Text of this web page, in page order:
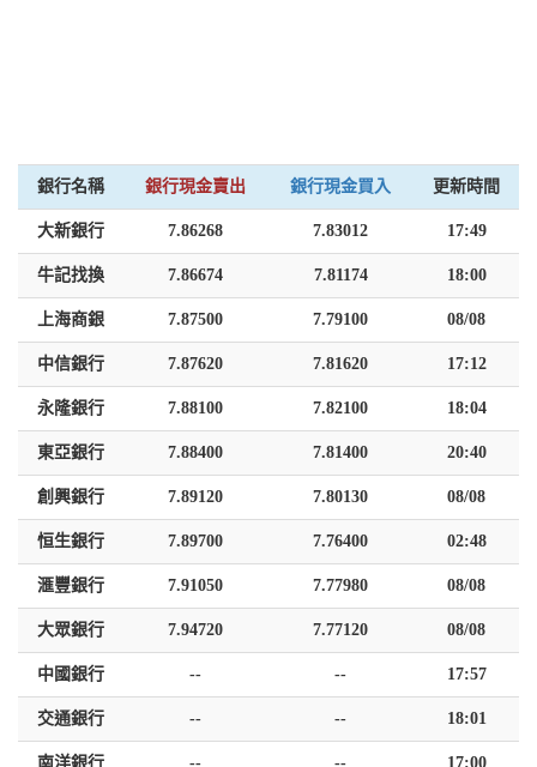
銀行名稱 銀行現金賣出 銀行現金買入 更新時間
大新銀行 7.86268 7.83012 17:49
牛記找換 7.86674 7.81174 18:00
上海商銀 7.87500 7.79100 08/08
中信銀行 7.87620 7.81620 17:12
永隆銀行 7.88100 7.82100 18:04
東亞銀行 7.88400 7.81400 20:40
創興銀行 7.89120 7.80130 08/08
恒生銀行 7.89700 7.76400 02:48
滙豐銀行 7.91050 7.77980 08/08
大眾銀行 7.94720 7.77120 08/08
中國銀行 -- -- 17:57
交通銀行 -- -- 18:01
南洋銀行 -- -- 17:00